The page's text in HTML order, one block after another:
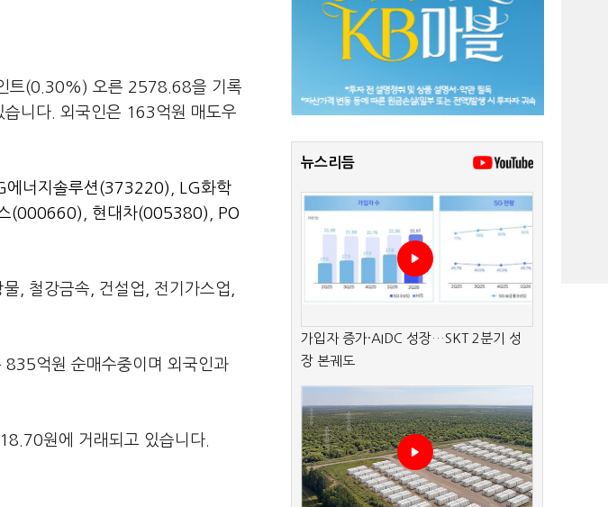
트(0.30%) 오른 2578.68을 기록
니다. 외국인은 163억원 매도우
에너지솔루션(373220)
LG화학
(000660) 현대차(005380)
PO
, 철강금속, 건설업, 전기가스업,
억원 순매수중이며 외국인과
원에 거래되고 있습니다.
뉴스리듬
가입자 증가·AIDC 성장…SKT 2분기 성
장 본궤도